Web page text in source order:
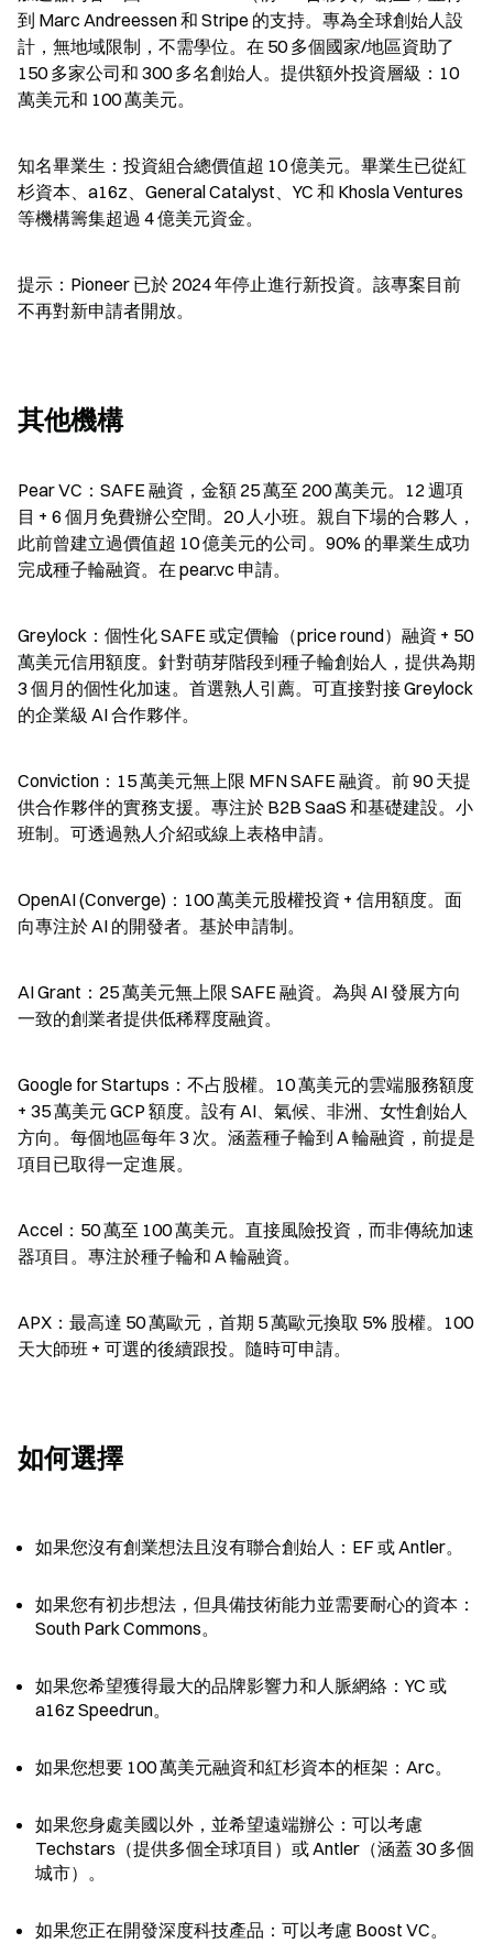
到 Marc Andreessen 和 Stripe 的支持。專為全球創始人設
計，無地域限制，不需學位。在 50 多個國家/地區資助了
150 多家公司和 300 多名創始人。提供額外投資層級：10
萬美元和 100 萬美元。
知名畢業生：投資組合總價值超 10 億美元。畢業生已從紅
杉資本、a16z、General Catalyst、YC 和 Khosla Ventures
等機構籌集超過 4 億美元資金。
提示：Pioneer 已於 2024 年停止進行新投資。該專案目前
不再對新申請者開放。
其他機構
Pear VC：SAFE 融資，金額 25 萬至 200 萬美元。12 週項
目 + 6 個月免費辦公空間。20 人小班。親自下場的合夥人，
此前曾建立過價值超 10 億美元的公司。90% 的畢業生成功
完成種子輪融資。在 pear.vc 申請。
Greylock：個性化 SAFE 或定價輪（price round）融資 + 50
萬美元信用額度。針對萌芽階段到種子輪創始人，提供為期
3 個月的個性化加速。首選熟人引薦。可直接對接 Greylock
的企業級 AI 合作夥伴。
Conviction：15 萬美元無上限 MFN SAFE 融資。前 90 天提
供合作夥伴的實務支援。專注於 B2B SaaS 和基礎建設。小
班制。可透過熟人介紹或線上表格申請。
OpenAI (Converge)：100 萬美元股權投資 + 信用額度。面
向專注於 AI 的開發者。基於申請制。
AI Grant：25 萬美元無上限 SAFE 融資。為與 AI 發展方向
一致的創業者提供低稀釋度融資。
Google for Startups：不占股權。10 萬美元的雲端服務額度
+ 35 萬美元 GCP 額度。設有 AI、氣候、非洲、女性創始人
方向。每個地區每年 3 次。涵蓋種子輪到 A 輪融資，前提是
項目已取得一定進展。
Accel：50 萬至 100 萬美元。直接風險投資，而非傳統加速
器項目。專注於種子輪和 A 輪融資。
APX：最高達 50 萬歐元，首期 5 萬歐元換取 5% 股權。100
天大師班 + 可選的後續跟投。隨時可申請。
如何選擇
如果您沒有創業想法且沒有聯合創始人：EF 或 Antler。
如果您有初步想法，但具備技術能力並需要耐心的資本：
South Park Commons。
如果您希望獲得最大的品牌影響力和人脈網絡：YC 或
a16z Speedrun。
如果您想要 100 萬美元融資和紅杉資本的框架：Arc。
如果您身處美國以外，並希望遠端辦公：可以考慮
Techstars（提供多個全球項目）或 Antler（涵蓋 30 多個
城市）。
如果您正在開發深度科技產品：可以考慮 Boost VC。